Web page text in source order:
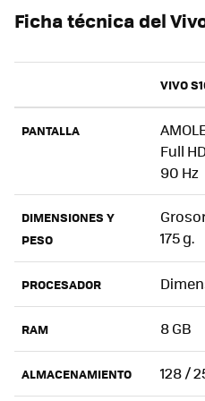
Ficha técnica del
VIVO
PANTALLA
Full
90 Hz
DIMENSIONES Y
PESO
175 g.
PROCESADOR
RAM 8 GB
ALMACENAMIENTO 128 /